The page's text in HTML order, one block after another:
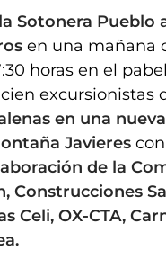
Sotonera Pueblo
en una mañana
horas en el
excursionistas
en una
Javieres
de la
Construcciones
Celi, OX-CTA,